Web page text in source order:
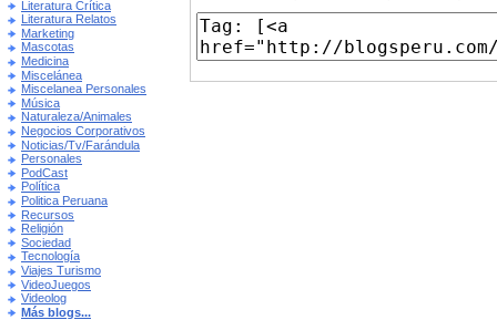
Literatura Crítica
Literatura Relatos
Marketing
Mascotas
Medicina
Miscelánea
Miscelanea Personales
Música
Naturaleza/Animales
Negocios Corporativos
Noticias/Tv/Farándula
Personales
PodCast
Política
Politica Peruana
Recursos
Religión
Sociedad
Tecnología
Viajes Turismo
VideoJuegos
Videolog
Más blogs...